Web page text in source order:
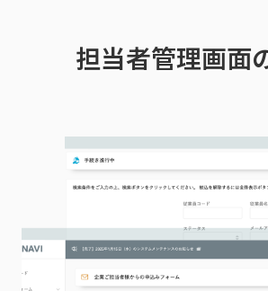
担当者管理画面